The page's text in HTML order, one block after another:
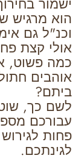
הוא מרגיש
וכנ"ל גם
אולי קצת
כמה פשוט,
אוהבים
ביתם?
לשם כך,
עבורכם
פחות
לגינתכם.